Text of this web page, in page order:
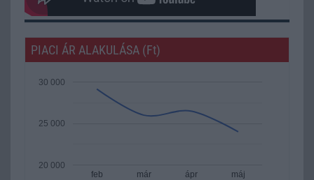
PIACI ÁR ALAKULÁSA (Ft)
feb már ápr máj
20 000
25 000
30 000